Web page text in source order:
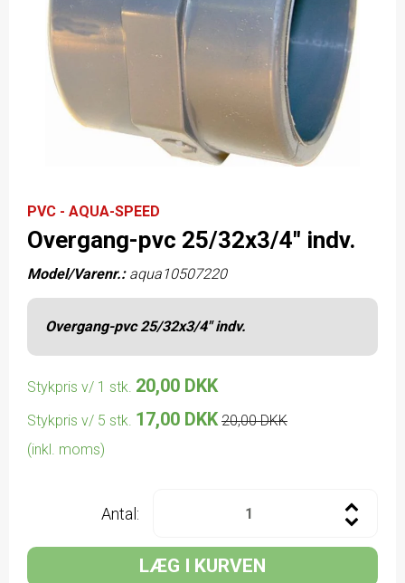
PVC - AQUA-SPEED
Overgang-pvc 25/32x3/4" indv.
Model/Varenr.: aqua10507220
Overgang-pvc 25/32x3/4" indv.
Stykpris v/ 1 stk. 20,00 DKK
Stykpris v/ 5 stk. 17,00 DKK 20,00 DKK
(inkl. moms)
Antal:
LÆG I KURVEN